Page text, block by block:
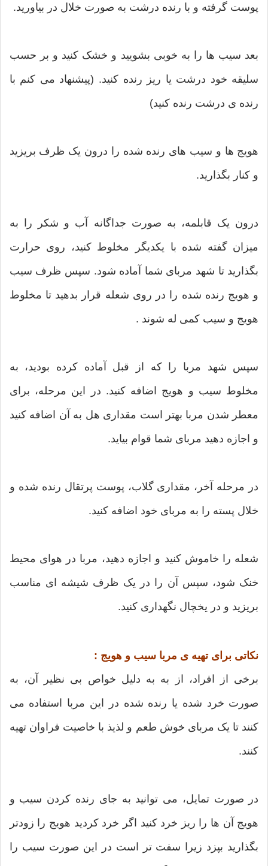
پوست گرفته و با رنده درشت به صورت خلال در بیاورید.
بعد سیب ها را به خوبی بشویید و خشک کنید و بر حسب
سلیقه خود درشت یا ریز رنده کنید. (پیشنهاد می کنم با
رنده ی درشت رنده کنید)
هویج ها و سیب های رنده شده را درون یک ظرف بریزید
و کنار بگذارید.
درون یک قابلمه، به صورت جداگانه آب و شکر را به
میزان گفته شده با یکدیگر مخلوط کنید، روی حرارت
بگذارید تا شهد مربای شما آماده شود. سپس ظرف سیب
و هویج رنده شده را در روی شعله قرار بدهید تا مخلوط
هویج و سیب کمی له شوند .
سپس شهد مربا را که از قبل آماده کرده بودید، به
مخلوط سیب و هویج اضافه کنید. در این مرحله، برای
معطر شدن مربا بهتر است مقداری هل به آن اضافه کنید
و اجازه دهید مربای شما قوام بیاید.
در مرحله آخر، مقداری گلاب، پوست پرتقال رنده شده و
خلال پسته را به مربای خود اضافه کنید.
شعله را خاموش کنید و اجازه دهید، مربا در هوای محیط
خنک شود، سپس آن را در یک ظرف شیشه ای مناسب
بریزید و در یخچال نگهداری کنید.
نکاتی برای تهیه ی مربا سیب و هویج :
برخی از افراد، از به به دلیل خواص بی نظیر آن، به
صورت خرد شده یا رنده شده در این مربا استفاده می
کنند تا یک مربای خوش طعم و لذیذ با خاصیت فراوان تهیه
کنند.
در صورت تمایل، می توانید به جای رنده کردن سیب و
هویج آن ها را ریز خرد کنید اگر خرد کردید هویج را زودتر
بگذارید بپزد زیرا سفت تر است در این صورت سیب را